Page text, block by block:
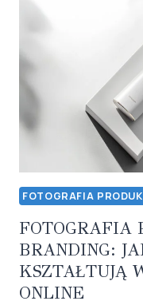
FOTOGRAFIA
FOTOGRAFIA
BRANDING:
KSZTAŁTUJĄ
ONLINE